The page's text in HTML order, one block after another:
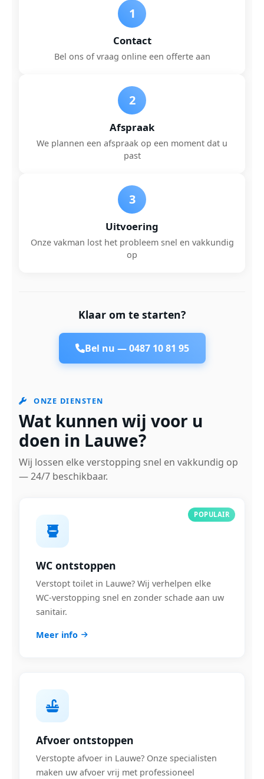
1
Contact
Bel ons of vraag online een offerte aan
2
Afspraak
We plannen een afspraak op een moment dat u
past
3
Uitvoering
Onze vakman lost het probleem snel en vakkundig
op
Klaar om te starten?
Bel nu —0487 10 81 95
ONZE DIENSTEN
Wat kunnen wij voor u
doen in Lauwe?
Wij lossen elke verstopping snel en vakkundig op
— 24/7 beschikbaar.
POPULAIR
WC ontstoppen
Verstopt toilet in Lauwe? Wij verhelpen elke
WC-verstopping snel en zonder schade aan uw
sanitair.
Meer info
Afvoer ontstoppen
Verstopte afvoer in Lauwe? Onze specialisten
maken uw afvoer vrij met professioneel